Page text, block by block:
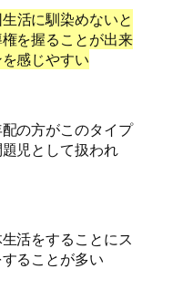
活に馴染めないと
を握ることが出来
感じやすい
の方がこのタイプ
児として扱われ
活をすることにス
ることが多い